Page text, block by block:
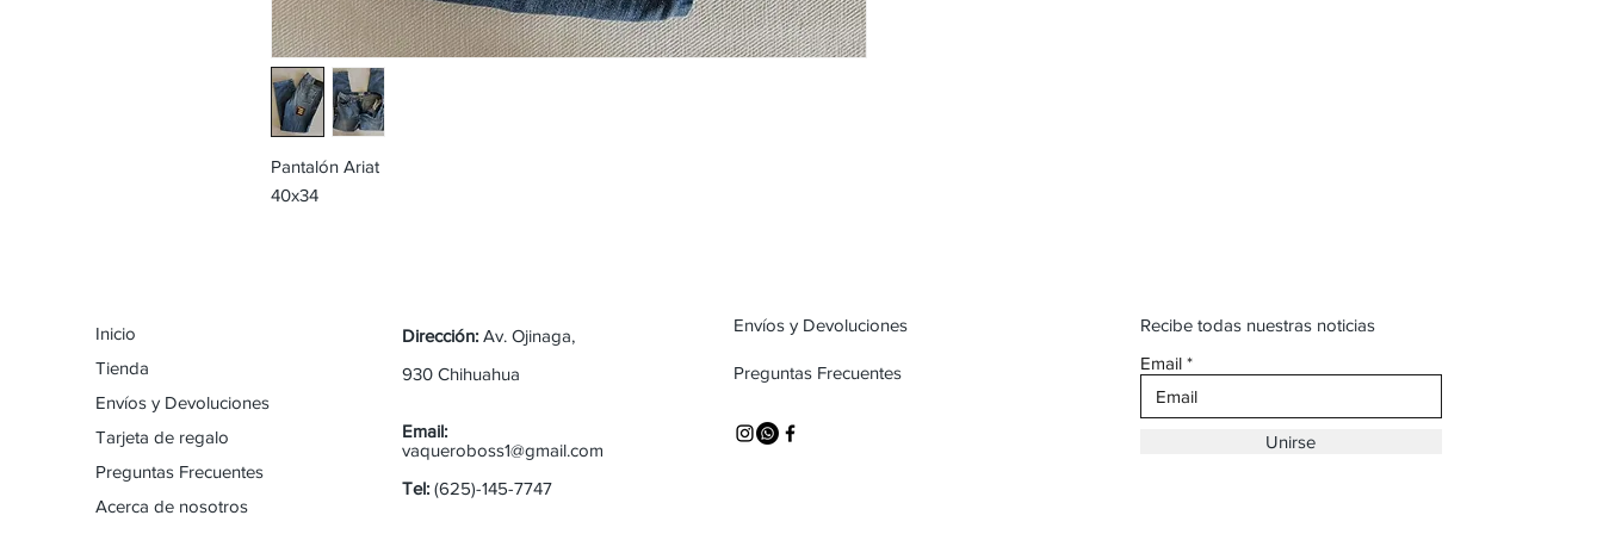
Pantalón Ariat
40x34
Inicio
Tienda
Envíos y Devoluciones
Tarjeta de regalo
Preguntas Frecuentes
Acerca de nosotros
Dirección: Av. Ojinaga,
930 Chihuahua
Email:
vaqueroboss1@gmail.com
Tel: (625)-145-7747
Envíos y Devoluciones
Preguntas Frecuentes
Recibe todas nuestras noticias
Email
Unirse